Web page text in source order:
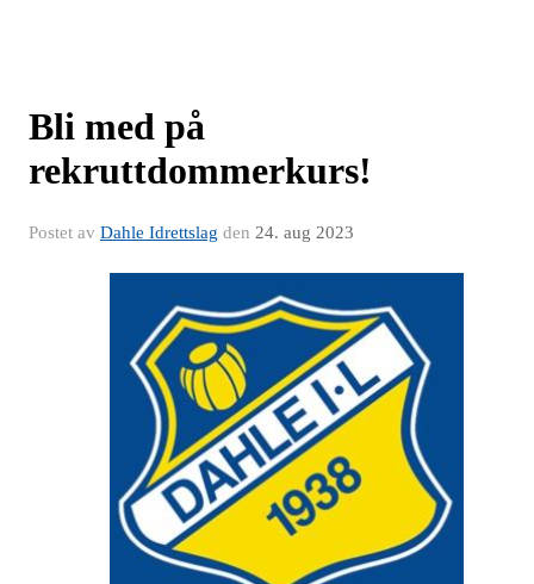
Bli med på
rekruttdommerkurs!
Postet av Dahle Idrettslag den 24. aug 2023